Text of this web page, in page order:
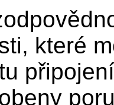
které